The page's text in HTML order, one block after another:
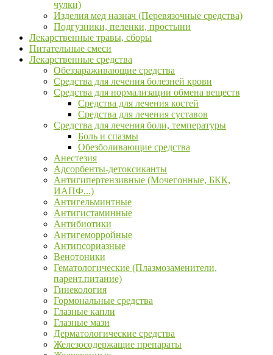
чулки)
Изделия мед назнач (Перевязочные средства)
Подгузники, пеленки, простыни
Лекарственные травы, сборы
Питательные смеси
Лекарственные средства
Обеззараживающие средства
Средства для лечения болезней крови
Средства для нормализации обмена веществ
Средства для лечения костей
Средства для лечения суставов
Средства для лечения боли, температуры
Боль и спазмы
Обезболивающие средства
Анестезия
Адсорбенты-детоксиканты
Антигипертензивные (Мочегонные, БКК,
ИАПФ...)
Антигельминтные
Антигистаминные
Антибиотики
Антигеморройные
Антипсориазные
Венотоники
Гематологические (Плазмозаменители,
парент.питание)
Гинекология
Гормональные средства
Глазные капли
Глазные мази
Дерматологические средства
Железосодержащие препараты